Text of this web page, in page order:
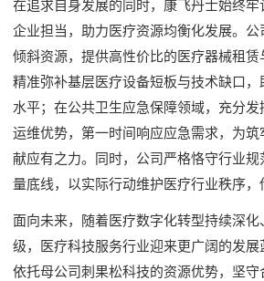
在追求自身发展的同时，康飞丹士始终
企业担当，助力医疗资源均衡化发展。
倾斜资源，提供高性价比的医疗器械租赁
精准弥补基层医疗设备短板与技术缺口
水平；在公共卫生应急保障领域，充分
运维优势，第一时间响应应急需求，为
献应有之力。同时，公司严格恪守行业
量底线，以实际行动维护医疗行业秩序，
面向未来，随着医疗数字化转型持续深
级，医疗科技服务行业迎来更广阔的发
依托母公司刺果松科技的资源优势，坚